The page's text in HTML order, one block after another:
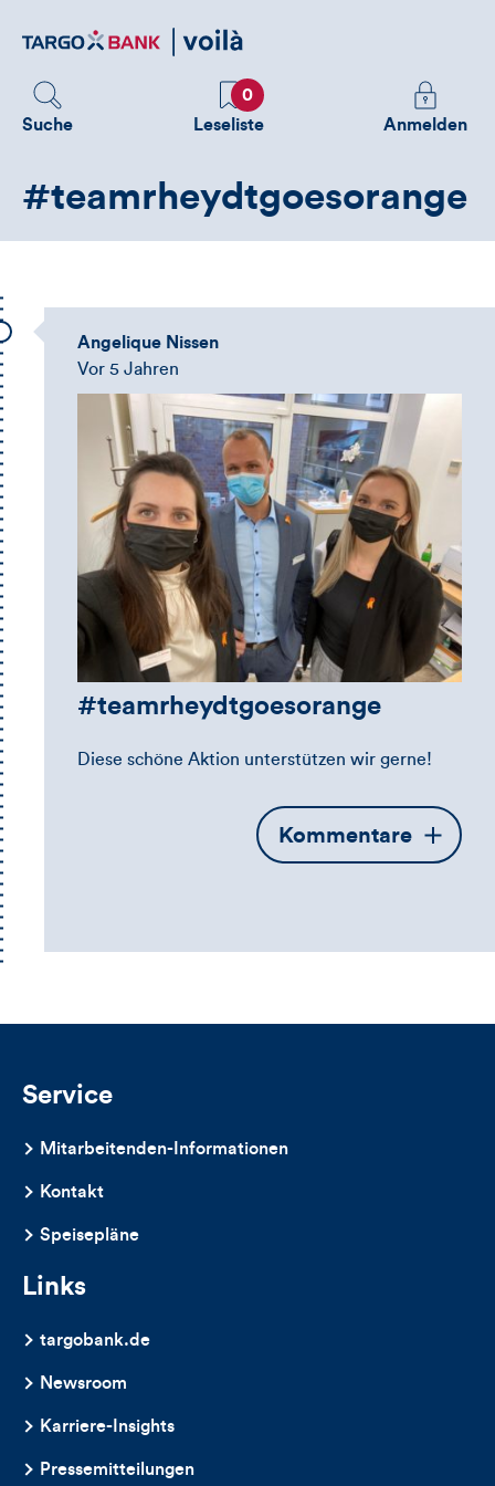
zum
Suche
Favoriten
0
Leseliste
Melden
Sie
um
zusätzliche
Anmelden
#teamrheydtgoesorange
Angelique Nissen
Vor 5 Jahren
#teamrheydtgoesorange
Diese schöne Aktion unterstützen wir gerne!
Öffnet
die
Kommentare
Service
Mitarbeitenden-Informationen
Kontakt
Speisepläne
Links
targobank.de
Newsroom
Karriere-Insights
Pressemitteilungen